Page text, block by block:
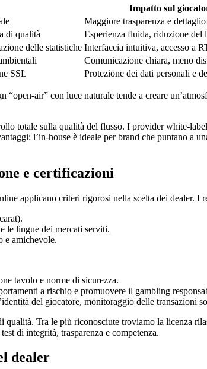
Impatto sul
Maggiore trasparenza e
di qualità
Esperienza fluida, riduzione del
delle statistiche Interfaccia intuitiva, accesso a
Comunicazione chiara, meno
SSL Protezione dei dati personali e
con luce naturale tende a creare
totale sulla qualità del flusso. I provider
l’in‑house è ideale per brand che puntano a
e certificazioni
applicano criteri rigorosi nella scelta dei dealer. I
le lingue dei mercati serviti.
e amichevole.
tavolo e norme di sicurezza.
a rischio e promuovere il gambling
del giocatore, monitoraggio delle transazioni
Tra le più riconosciute troviamo la licenza
di integrità, trasparenza e competenza.
dealer